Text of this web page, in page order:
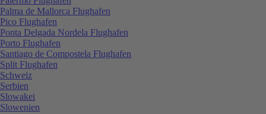
Palma de Mallorca Flughafen
Pico Flughafen
Ponta Delgada Nordela Flughafen
Porto Flughafen
Santiago de Compostela Flughafen
Split Flughafen
Schweiz
Serbien
Slowakei
Slowenien